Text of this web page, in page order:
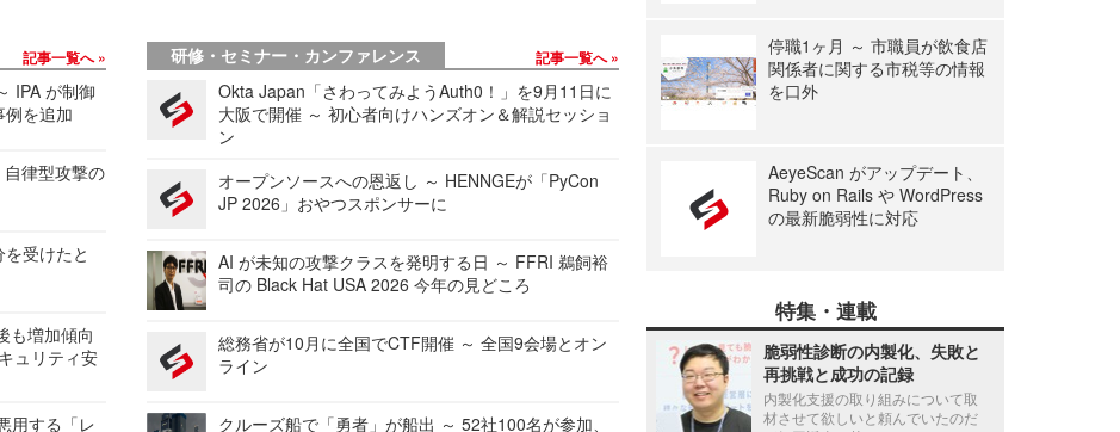
記事一覧へ
IPA が制御
を追加
律型攻撃の
受けたと
も増加傾向
ュリティ安
用する「レ
研修・セミナー・カンファレンス 記事一覧へ
Okta Japan「さわってみようAuth0！」を9月11日に
大阪で開催 ～ 初心者向けハンズオン＆解説セッショ
ン
オープンソースへの恩返し ～ HENNGEが「PyCon
JP 2026」おやつスポンサーに
AI が未知の攻撃クラスを発明する日 ～ FFRI 鵜飼裕
司の Black Hat USA 2026 今年の見どころ
総務省が10月に全国でCTF開催 ～ 全国9会場とオン
ライン
クルーズ船で「勇者」が船出 ～ 52社100名が参加、
停職1ヶ月 ～ 市職員が飲食店
関係者に関する市税等の情報
を口外
AeyeScan がアップデート、
Ruby on Rails や WordPress
の最新脆弱性に対応
特集・連載
脆弱性診断の内製化、失敗と
再挑戦と成功の記録
内製化支援の取り組みについて取
材させて欲しいと頼んでいたのだ